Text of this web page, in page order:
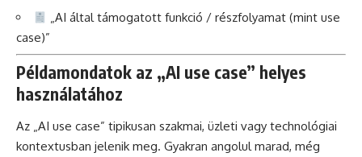
„AI által támogatott funkció / részfolyamat (mint use
case)”
Példamondatok az „AI use case” helyes
használatához
Az „AI use case” tipikusan szakmai, üzleti vagy technológiai
kontextusban jelenik meg. Gyakran angolul marad, még